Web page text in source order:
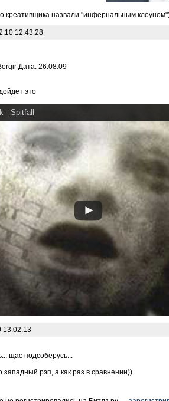
креативщика назвали "инфернальным
12:43:28
Дата: 26.08.09
это
- Spitfall
13:02:13
щас подсоберусь...
рэп, а как раз в сравнении))